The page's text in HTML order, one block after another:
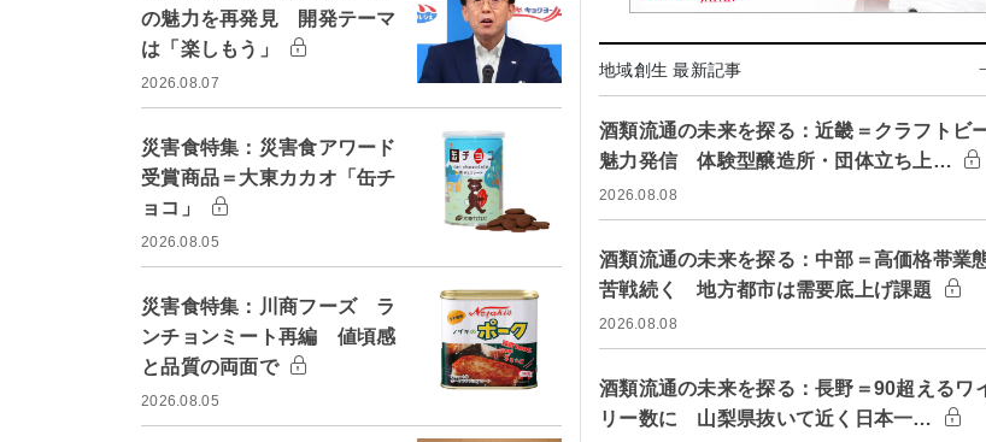
の魅力を再発見 開発テーマ
は「楽しもう」
2026.08.07
災害食特集：災害食アワード
受賞商品＝大東カカオ「缶チ
ョコ」
2026.08.05
災害食特集：川商フーズ ラ
ンチョンミート再編 値頃感
と品質の両面で
2026.08.05
地域創生 最新記事
酒類流通の未来を探る：近畿＝クラフトビ
魅力発信 体験型醸造所・団体立ち上…
2026.08.08
酒類流通の未来を探る：中部＝高価格帯業
苦戦続く 地方都市は需要底上げ課題
2026.08.08
酒類流通の未来を探る：長野＝90超えるワ
リー数に 山梨県抜いて近く日本一…